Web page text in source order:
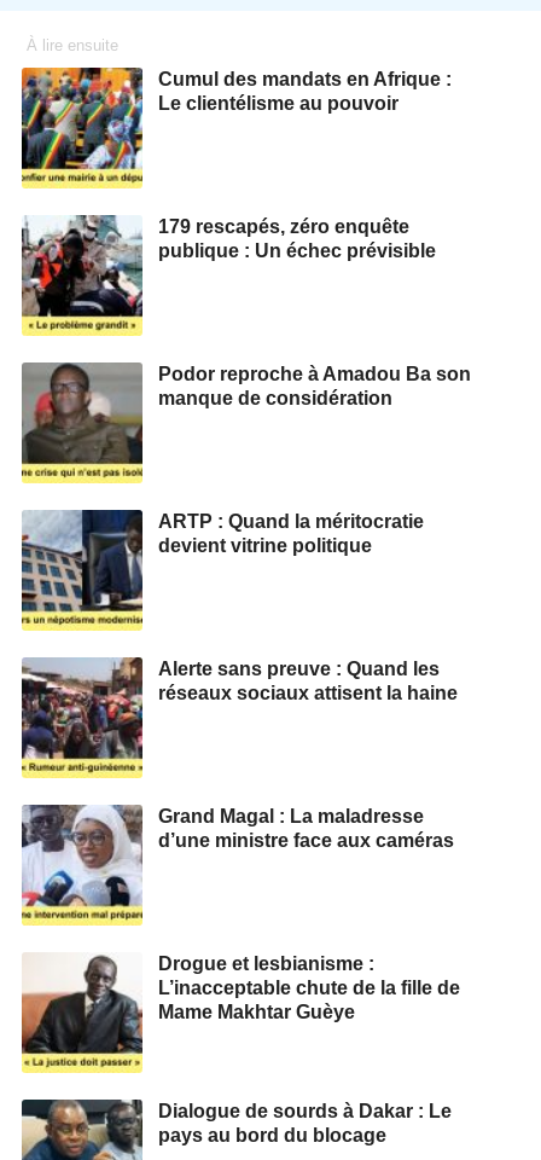
À lire ensuite
Cumul des mandats en Afrique :
Le clientélisme au pouvoir
179 rescapés, zéro enquête
publique : Un échec prévisible
Podor reproche à Amadou Ba son
manque de considération
ARTP : Quand la méritocratie
devient vitrine politique
Alerte sans preuve : Quand les
réseaux sociaux attisent la haine
Grand Magal : La maladresse
d’une ministre face aux caméras
Drogue et lesbianisme :
L’inacceptable chute de la fille de
Mame Makhtar Guèye
Dialogue de sourds à Dakar : Le
pays au bord du blocage